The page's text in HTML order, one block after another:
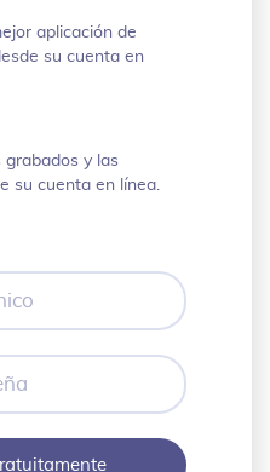
aplicación de
su cuenta en
y las
su cuenta en línea.